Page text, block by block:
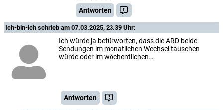
Antworten
Ich-bin-ich schrieb am 07.03.2025, 23.39 Uhr:
Ich würde ja befürworten, dass die ARD beide
Sendungen im monatlichen Wechsel tauschen
würde oder im wöchentlichen…
Antworten